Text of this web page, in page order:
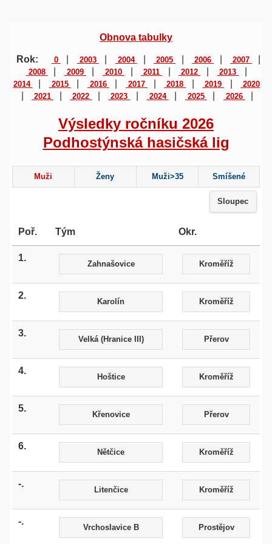
Obnova tabulky
Rok: 0 2003 2004 2005 2006 2007
2008 2009 2010 2011 2012 2013
2014 2015 2016 2017 2018 2019 2020
2021 2022 2023 2024 2025 2026
Výsledky ročníku 2026
Podhostýnská hasičská lig
Muži Ženy Muži>35 Smíšené
Sloupec
Poř. Tým Okr.
1.
Zahnašovice Kroměříž
2.
Karolín Kroměříž
3.
Velká (Hranice III) Přerov
4.
Hoštice Kroměříž
5.
Křenovice Přerov
6.
Nětčice Kroměříž
-.
Litenčice Kroměříž
-.
Vrchoslavice B Prostějov